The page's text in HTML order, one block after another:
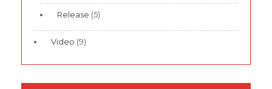
Release (5)
Video (9)